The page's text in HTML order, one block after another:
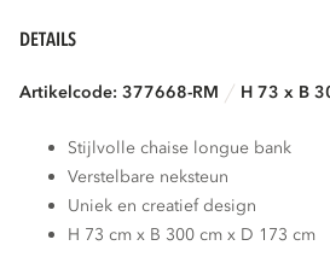
DETAILS
Artikelcode: 377668-RM H 73 x B
Stijlvolle chaise longue bank
Verstelbare neksteun
Uniek en creatief design
H 73 cm x B 300 cm x D 173 cm